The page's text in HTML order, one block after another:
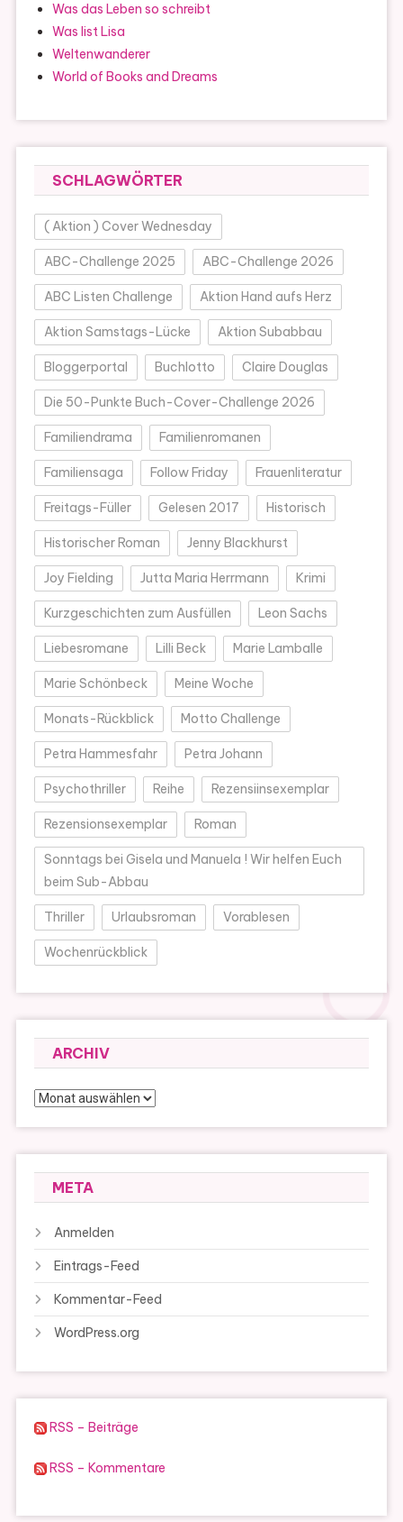
Was das Leben so schreibt
Was list Lisa
Weltenwanderer
World of Books and Dreams
SCHLAGWÖRTER
( Aktion ) Cover Wednesday
ABC-Challenge 2025 ABC-Challenge 2026
ABC Listen Challenge Aktion Hand aufs Herz
Aktion Samstags-Lücke Aktion Subabbau
Bloggerportal Buchlotto Claire Douglas
Die 50-Punkte Buch-Cover-Challenge 2026
Familiendrama Familienromanen
Familiensaga Follow Friday Frauenliteratur
Freitags-Füller Gelesen 2017 Historisch
Historischer Roman Jenny Blackhurst
Joy Fielding Jutta Maria Herrmann Krimi
Kurzgeschichten zum Ausfüllen Leon Sachs
Liebesromane Lilli Beck Marie Lamballe
Marie Schönbeck Meine Woche
Monats-Rückblick Motto Challenge
Petra Hammesfahr Petra Johann
Psychothriller Reihe Rezensiinsexemplar
Rezensionsexemplar Roman
Sonntags bei Gisela und Manuela ! Wir helfen Euch
beim Sub-Abbau
Thriller Urlaubsroman Vorablesen
Wochenrückblick
ARCHIV
Archiv
META
Anmelden
Eintrags-Feed
Kommentar-Feed
WordPress.org
RSS – Beiträge
RSS – Kommentare